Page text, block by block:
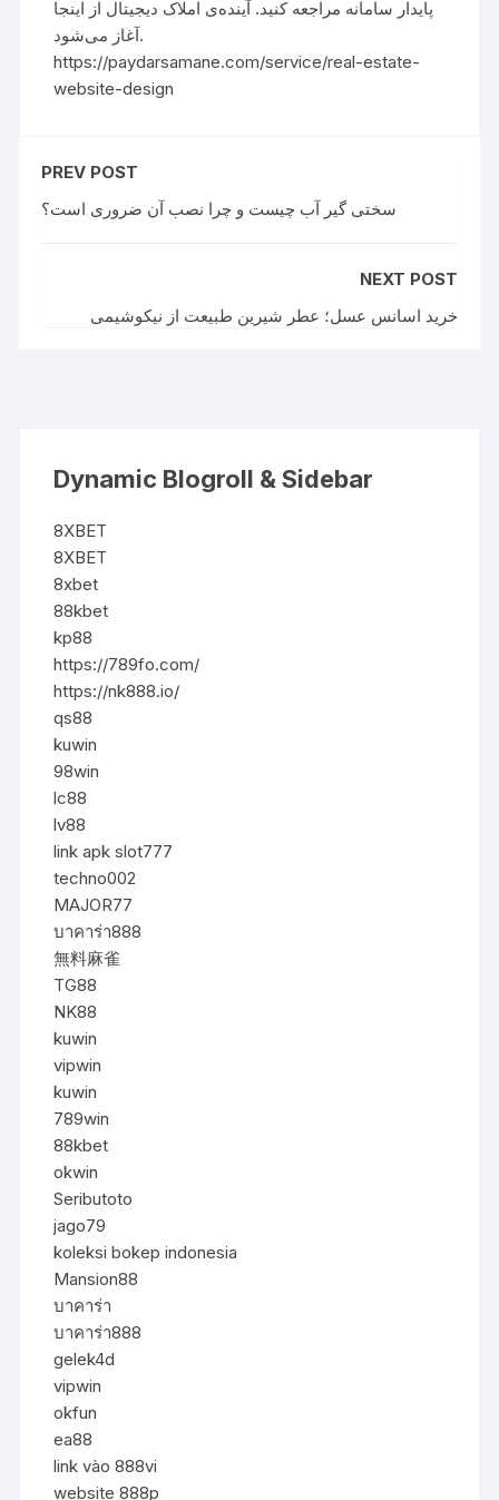
پایدار سامانه مراجعه کنید. آینده‌ی املاک دیجیتال از اینجا
آغاز می‌شود.
https://paydarsamane.com/service/real-estate-
website-design
PREV POST
سختی گیر آب چیست و چرا نصب آن ضروری است؟
NEXT POST
خرید اسانس عسل؛ عطر شیرین طبیعت از نیکوشیمی
Dynamic Blogroll & Sidebar
8XBET
8XBET
8xbet
88kbet
kp88
https://789fo.com/
https://nk888.io/
qs88
kuwin
98win
lc88
lv88
link apk slot777
techno002
MAJOR77
บาคาร่า888
無料麻雀
TG88
NK88
kuwin
vipwin
kuwin
789win
88kbet
okwin
Seributoto
jago79
koleksi bokep indonesia
Mansion88
บาคาร่า
บาคาร่า888
gelek4d
vipwin
okfun
ea88
link vào 888vi
website 888p